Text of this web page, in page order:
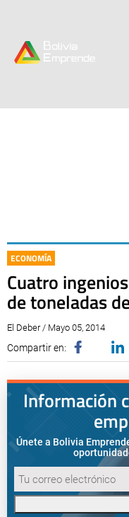
ECONOMÍA
Cuatro
de toneladas
El Deber / Mayo 05, 2014
Compartir en:
Información
Únete a Bolivia